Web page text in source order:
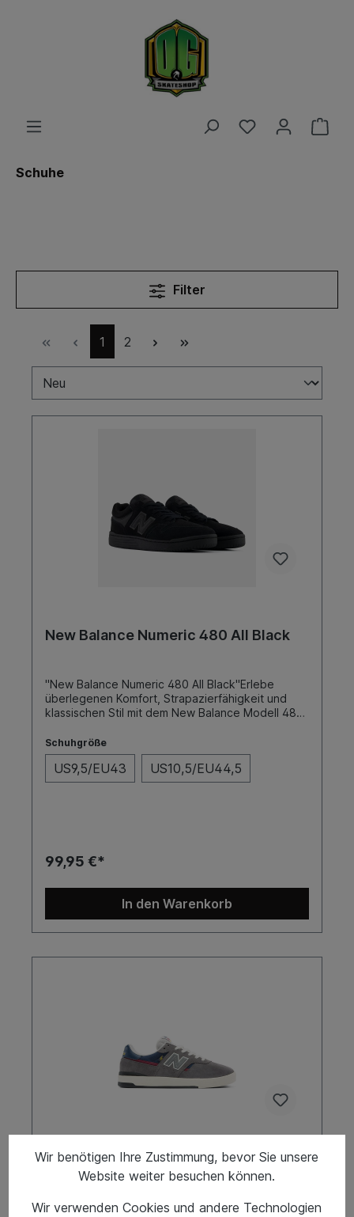
Schuhe
Filter
1 2
New Balance Numeric 480 All Black
"New Balance Numeric 480 All Black"Erlebe
überlegenen Komfort, Strapazierfähigkeit und
klassischen Stil mit dem New Balance Modell 480
Leistung als auch auf Design Wert legen, bietet
dieser Schuh die perfekte Kombination aus
fortschrittlicher Technologie und zeitlosem
Look.SohleFarbeToe CapCupSchwarzNein
Schuhgröße
US9,5/EU43 US10,5/EU44,5
99,95 €*
In den Warenkorb
New Balance Numeric Jamie Foy 306
Wir benötigen Ihre Zustimmung, bevor Sie unsere
Website weiter besuchen können.
Wir verwenden Cookies und andere Technologien